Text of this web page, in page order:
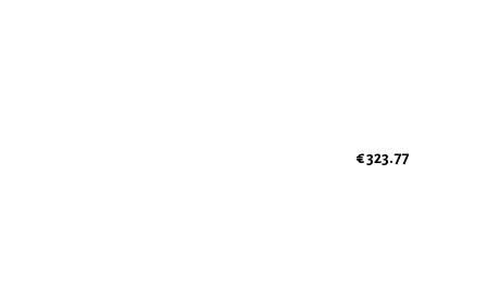
€ 323.77